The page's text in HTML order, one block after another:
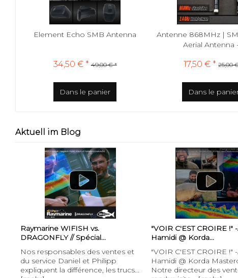
Element Echo SMB Antenna
34,50 € * 49,00 € *
Dans le panier
Antenne 868MHz |
Aerial Antenna
17,50 € * 25,00
Dans le
Aktuell im Blog
Raymarine WIFISH vs.
DRAGONFLY // Spécial...
Nos responsables des ventes et
du service Daniel et Philipp
expliquent la différence, les trucs...
"VOIR C'EST CROIRE !"
Hamidi @ Korda...
"VOIR C'EST CROIRE !"
Hamidi @ Korda
Notre directeur des